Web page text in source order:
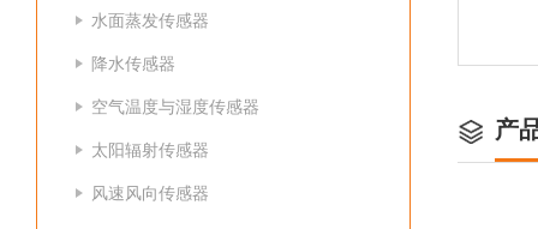
水面蒸发传感器
降水传感器
空气温度与湿度传感器
太阳辐射传感器
风速风向传感器
产